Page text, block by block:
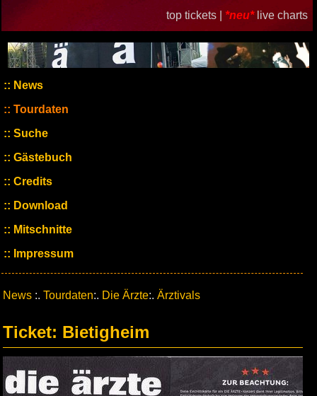
top tickets | *neu* live charts
News
Tourdaten
Suche
Gästebuch
Credits
Download
Mitschnitte
Impressum
News :. Tourdaten:. Die Ärzte:. Ärztivals
Ticket: Bietigheim